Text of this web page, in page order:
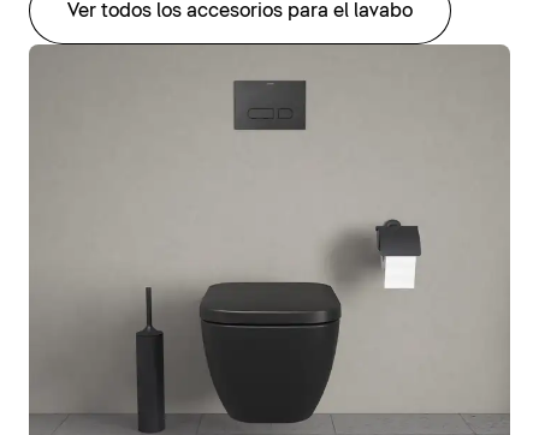
Ver todos los accesorios para el lavabo